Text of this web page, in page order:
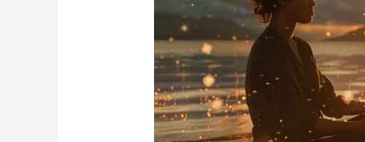
Mentalidade
Positiva
no
Dia
a
Dia